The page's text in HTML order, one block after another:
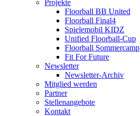
Projekte
Floorball BB United
Floorball Final4
Spielemobil KIDZ
Unified Floorball-Cup
Floorball Sommercamp
Fit For Future
Newsletter
Newsletter-Archiv
Mitglied werden
Partner
Stellenangebote
Kontakt